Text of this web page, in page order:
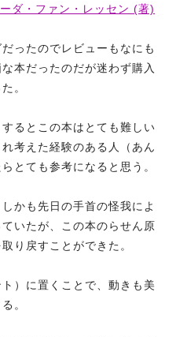
ダ・ファン・レッセン (著)
ったのでレビューもなにも
本だったのだが迷わず購入
。
るとこの本はとても難しい
考えた経験のある人（あん
とても参考になると思う。
かも先日の手首の怪我によ
いたが、この本のらせん原
り戻すことができた。
）に置くことで、動きも美
。